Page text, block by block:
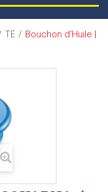
TE / Bouchon d'Huile |